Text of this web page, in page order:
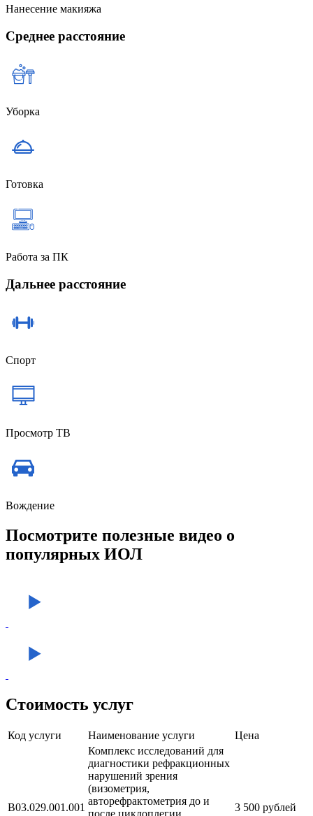
Нанесение макияжа
Среднее расстояние
Уборка
Готовка
Работа за ПК
Дальнее расстояние
Спорт
Просмотр ТВ
Вождение
Посмотрите полезные видео о
популярных ИОЛ
Стоимость услуг
Код услуги Наименование услуги Цена
В03.029.001.001
Комплекс исследований для
диагностики рефракционных
нарушений зрения
(визометрия,
авторефрактометрия до и
3 500 рублей